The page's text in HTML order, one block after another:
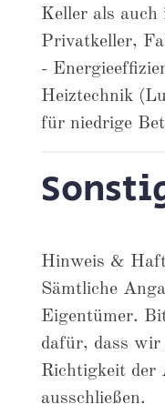
Keller als auch
Privatkeller,
-
Heiztechnik
für niedrige
Hinweis &
Sämtliche
Eigentümer.
dafür, dass
Richtigkeit der
ausschließen.